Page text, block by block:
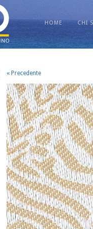
HOME CHI
« Precedente